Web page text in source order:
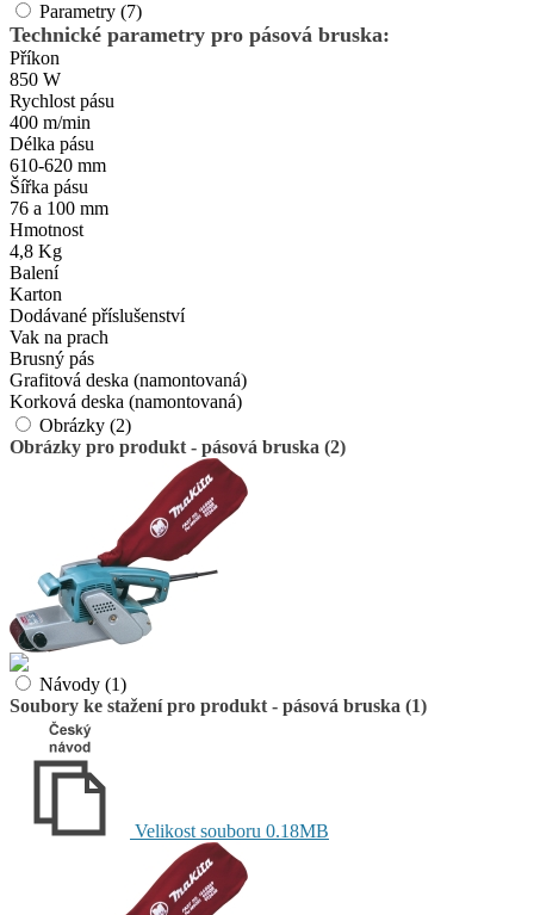
Parametry (7)
Technické parametry pro pásová bruska:
Příkon
850 W
Rychlost pásu
400 m/min
Délka pásu
610-620 mm
Šířka pásu
76 a 100 mm
Hmotnost
4,8 Kg
Balení
Karton
Dodávané příslušenství
Vak na prach
Brusný pás
Grafitová deska (namontovaná)
Korková deska (namontovaná)
Obrázky (2)
Obrázky pro produkt - pásová bruska (2)
Návody (1)
Soubory ke stažení pro produkt - pásová bruska (1)
Velikost souboru 0.18MB